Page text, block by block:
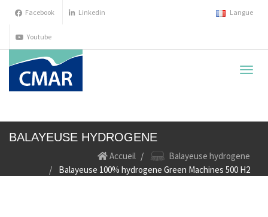
Facebook Linkedin
Youtube
Langue
BALAYEUSE HYDROGENE
Accueil
Balayeuse hydrogene
Balayeuse 100% hydrogene Green Machines 500 H2